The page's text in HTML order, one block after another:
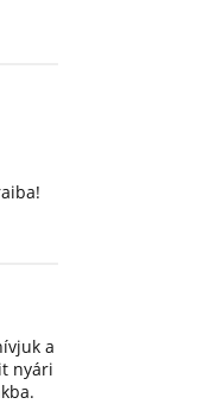
a
nyári